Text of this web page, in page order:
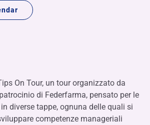
On Tour, un tour organizzato da
di Federfarma, pensato per le
diverse tappe, ognuna delle quali si
competenze manageriali